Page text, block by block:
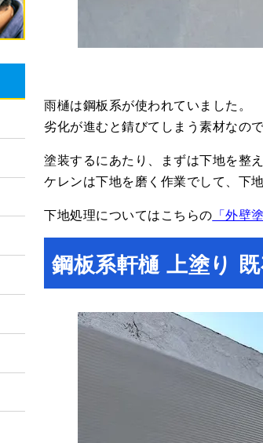
雨樋は鋼板系が使われていました。
劣化が進むと錆びてしまう素材なの
塗装するにあたり、まずは下地を整
ケレンは下地を磨く作業でして、下
下地処理についてはこちらの 「外壁
鋼板系軒樋 上塗り